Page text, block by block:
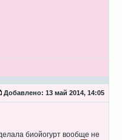
Добавлено: 13 май 2014, 14:05
биойогурт вообще не